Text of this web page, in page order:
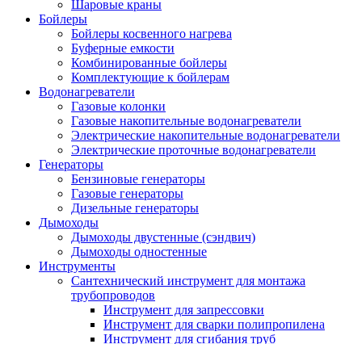
Шаровые краны
Бойлеры
Бойлеры косвенного нагрева
Буферные емкости
Комбинированные бойлеры
Комплектующие к бойлерам
Водонагреватели
Газовые колонки
Газовые накопительные водонагреватели
Электрические накопительные водонагреватели
Электрические проточные водонагреватели
Генераторы
Бензиновые генераторы
Газовые генераторы
Дизельные генераторы
Дымоходы
Дымоходы двустенные (сэндвич)
Дымоходы одностенные
Инструменты
Сантехнический инструмент для монтажа
трубопроводов
Инструмент для запрессовки
Инструмент для сварки полипропилена
Инструмент для сгибания труб